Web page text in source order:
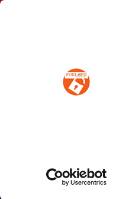
CON UN